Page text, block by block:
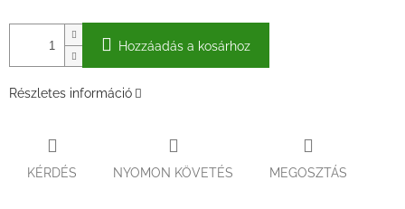
Hozzáadás a kosárhoz
Részletes információ
KÉRDÉS NYOMON KÖVETÉS MEGOSZTÁS